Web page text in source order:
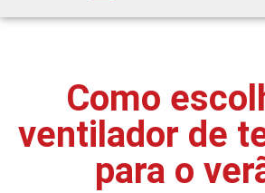
Como
ventilador de
para o